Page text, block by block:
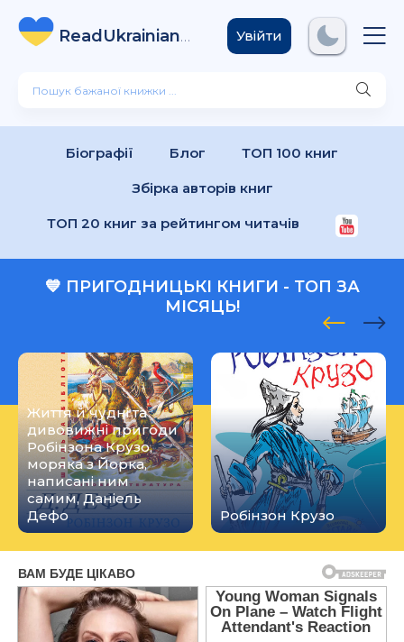
ReadUkrainian
Books .com
Увійти
Біографії Блог ТОП 100 книг
Збірка авторів книг
ТОП 20 книг за рейтингом читачів
💙 ПРИГОДНИЦЬКІ КНИГИ - ТОП ЗА
МІСЯЦЬ!
Життя й чудні та
дивовижні пригоди
Робінзона Крузо,
моряка з Йорка,
написані ним
самим, Даніель
Дефо
Робінзон Крузо